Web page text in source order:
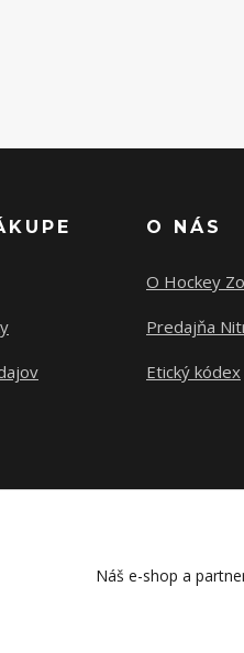
O NÁS
O Hockey
Predajňa
Etický kódex
Náš e-shop a